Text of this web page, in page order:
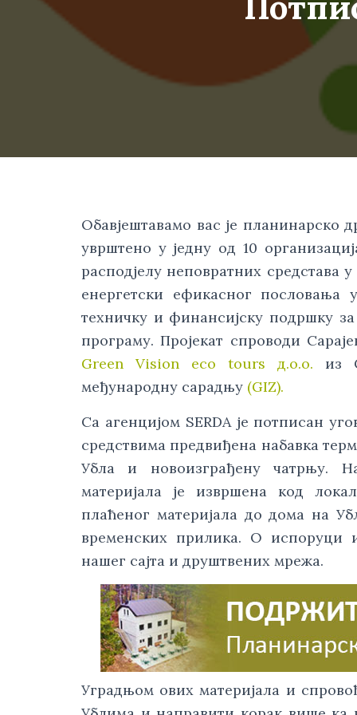
Обавјештавамо вас је планинарско
уврштено у једну од 10
расподјелу неповратних средстава
енергетски ефикасног пословања
техничку и финансијску подршку
програму. Пројекат спроводи
Green Vision eco tours д.о.о. из
међународну сарадњу (GIZ).
Са агенцијом SERDA је потписан
средствима предвиђена набавка
Убла и новоизграђену чатрњу.
материјала је извршена код
плаћеног материјала до дома на
временских прилика. О испоруци
нашег сајта и друштвених мрежа.
Уградњом ових материјала и